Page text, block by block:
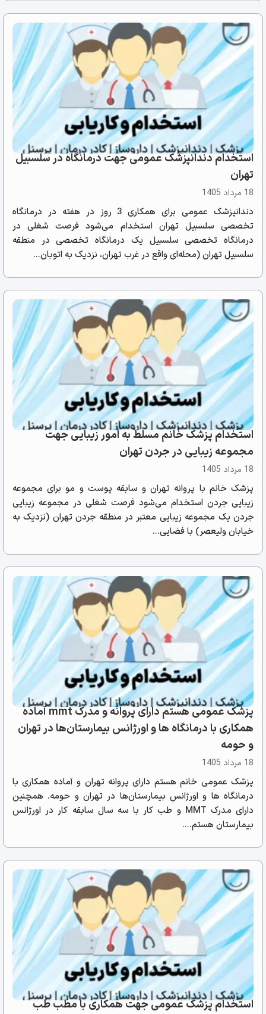
استخدام دندانپزشک عمومی جهت درمانگاه در سلسبیل
تهران
18 مرداد 1405
دندانپزشک عمومی برای همکاری 3 روز در هفته در درمانگاه
تخصصی سلسبیل تهران استخدام می‌شود فرصت شغلی در
درمانگاه تخصصی سلسبیل یک درمانگاه تخصصی در منطقه
سلسبیل تهران (محله‌ای واقع در غرب تهران، نزدیک به اتوبان...
استخدام پزشک خانم مسلط به امور زیبایی جهت
مجموعه زیبایی در جردن تهران
18 مرداد 1405
پزشک خانم با پروانه تهران و سابقه پوست و مو برای مجموعه
زیبایی جردن استخدام می‌شود فرصت شغلی در مجموعه زیبایی
جردن یک مجموعه زیبایی معتبر در منطقه جردن تهران (نزدیک به
خیابان ولیعصر) با فضایی...
پزشک عمومی هستم دارای پروانه و مدرک mmt آماده
همکاری با درمانگاه ها و اورژانس بیمارستان‌ها در تهران
و حومه
18 مرداد 1405
پزشک عمومی خانم هستم دارای پروانه تهران و آماده همکاری با
درمانگاه ها و اورژانس بیمارستان‌ها در تهران و حومه. همچنین
دارای مدرک MMT و طب کار با سه سال سابقه کار در اورژانس
بیمارستان هستم....
استخدام پزشک عمومی جهت همکاری با مطب طب